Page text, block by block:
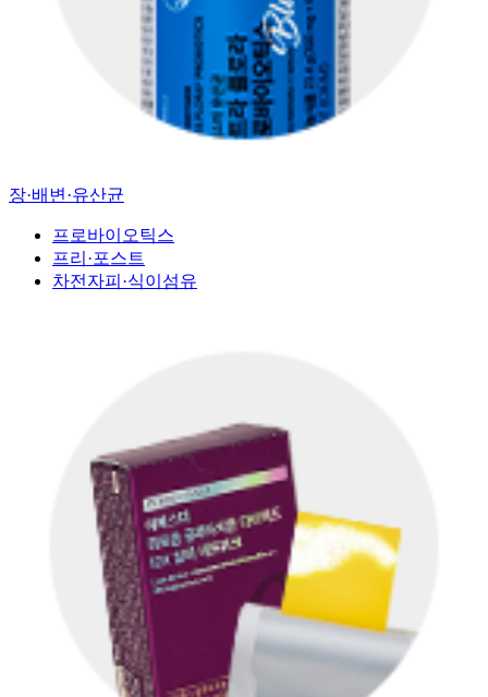
장·배변·유산균
프로바이오틱스
프리·포스트
차전자피·식이섬유